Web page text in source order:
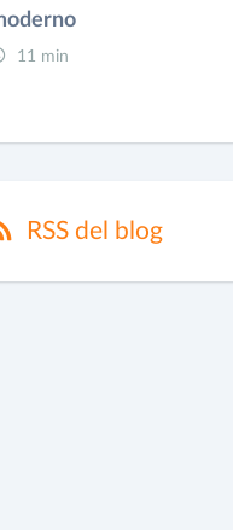
11 min
RSS del blog